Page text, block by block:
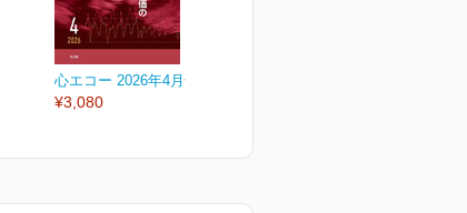
心エコー 2026年4月号
¥3,080